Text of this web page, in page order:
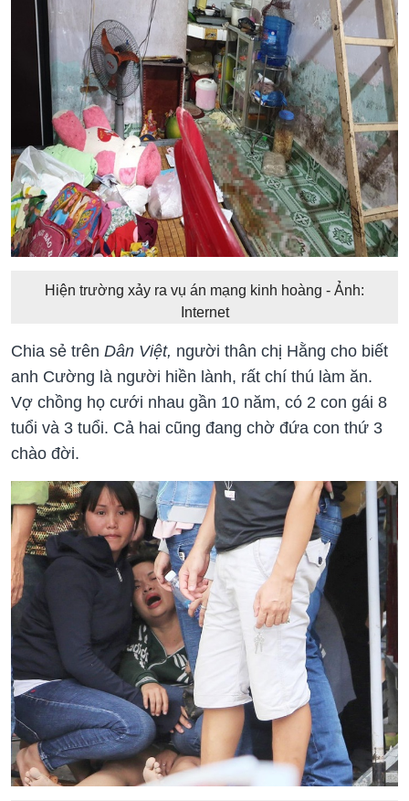
Hiện trường xảy ra vụ án mạng kinh hoàng - Ảnh:
Internet
Chia sẻ trên Dân Việt, người thân chị Hằng cho biết
anh Cường là người hiền lành, rất chí thú làm ăn.
Vợ chồng họ cưới nhau gần 10 năm, có 2 con gái 8
tuổi và 3 tuổi. Cả hai cũng đang chờ đứa con thứ 3
chào đời.